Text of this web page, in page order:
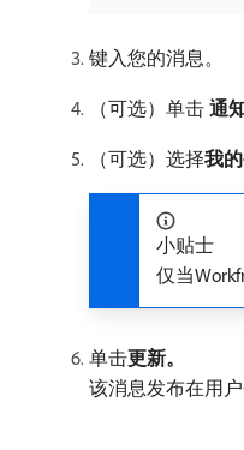
键入您的消息。
（可选）单击​ 通
（可选）选择​我
小贴士
仅当
单击​更新。
该消息发布在用